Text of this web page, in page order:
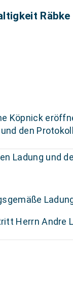
Räbke
Köpnick
den
Ladung und
Herrn Andre